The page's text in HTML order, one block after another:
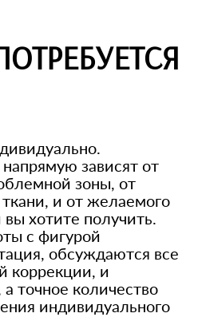
зависят от
зоны, от
и от желаемого
вы хотите получить.
с фигурой
обсуждаются все
коррекции, и
а точное количество
индивидуального